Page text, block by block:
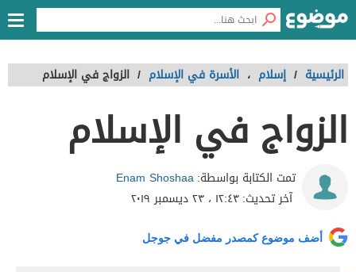
الرئيسية / إسلام ، الأسرة في الإسلام / الزواج في الإسلام
الزواج في الإسلام
تمت الكتابة بواسطة:Enam Shoshaa
آخر تحديث:١٢:٤٣ ، ٢٣ ديسمبر ٢٠١٩
أضف موضوع كمصدر مفضل في جوجل